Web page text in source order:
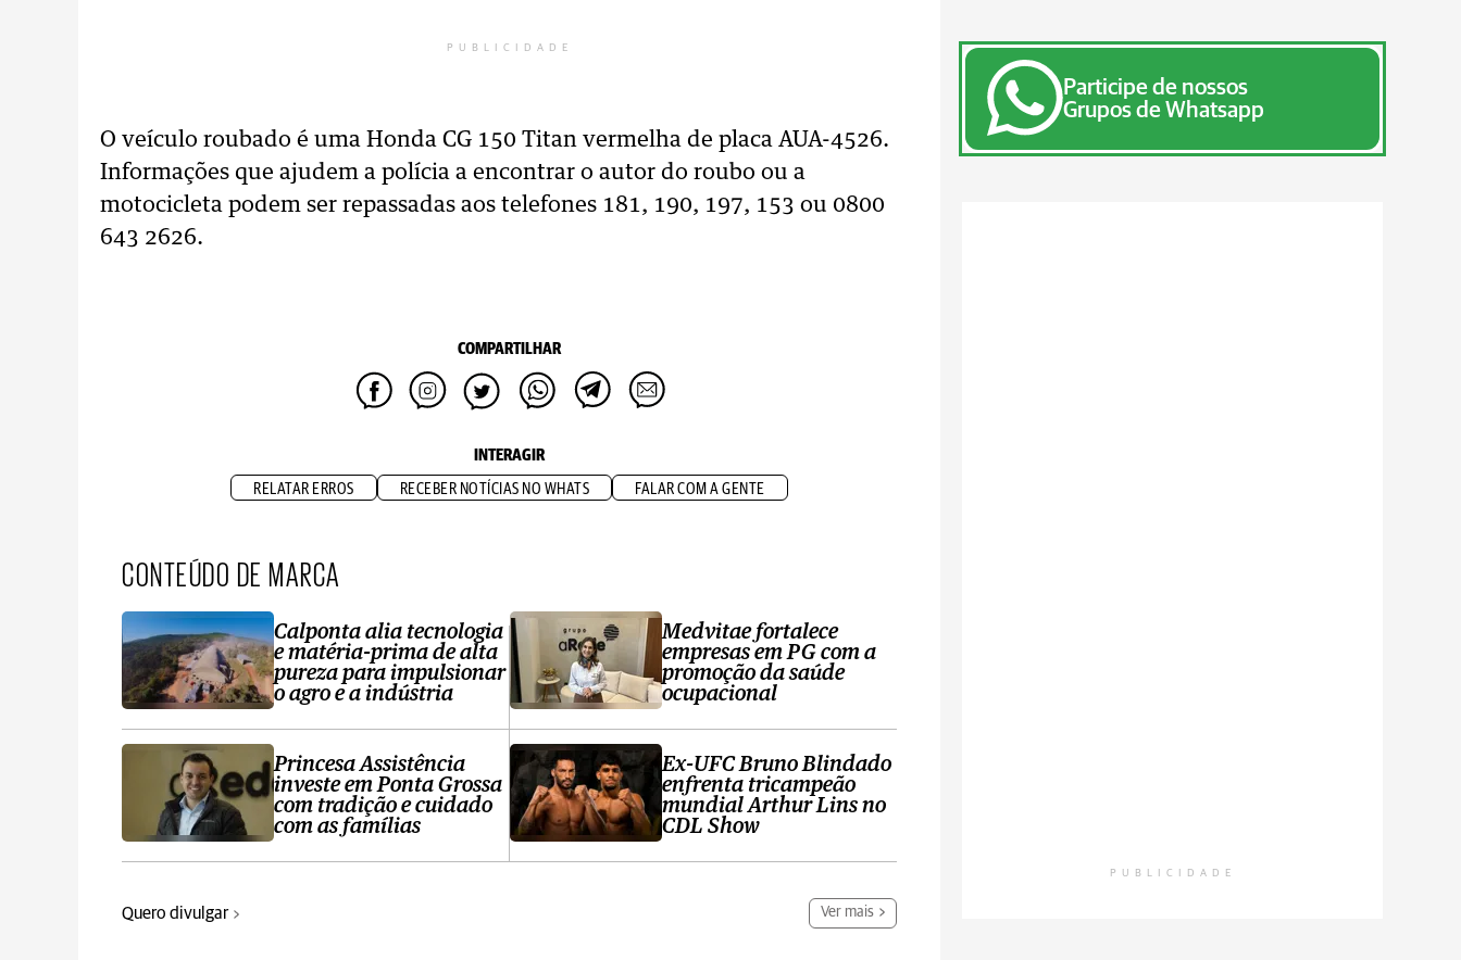
PUBLICIDADE
O veículo roubado é uma Honda CG 150 Titan vermelha de placa AUA-4526.
Informações que ajudem a polícia a encontrar o autor do roubo ou a
motocicleta podem ser repassadas aos telefones 181, 190, 197, 153 ou 0800
643 2626.
COMPARTILHAR
INTERAGIR
RELATAR ERROS RECEBER NOTÍCIAS NO WHATS FALAR COM A GENTE
CONTEÚDO DE MARCA
Calponta alia tecnologia
e matéria-prima de alta
pureza para impulsionar
o agro e a indústria
Princesa Assistência
investe em Ponta Grossa
com tradição e cuidado
com as famílias
Medvitae fortalece
empresas em PG com a
promoção da saúde
ocupacional
Ex-UFC Bruno Blindado
enfrenta tricampeão
mundial Arthur Lins no
CDL Show
Quero divulgar Ver mais
Participe de nossos
Grupos de Whatsapp
PUBLICIDADE